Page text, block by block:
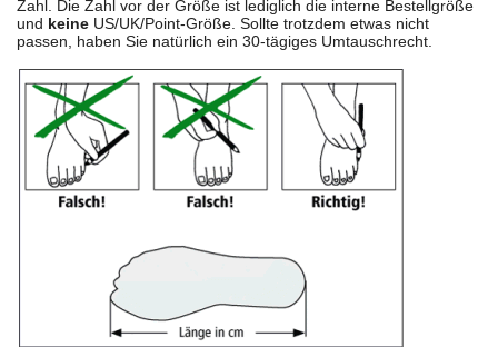
Zahl. Die Zahl vor der Größe ist lediglich die interne Bestellgröße
und keine US/UK/Point-Größe. Sollte trotzdem etwas nicht
passen, haben Sie natürlich ein 30-tägiges Umtauschrecht.